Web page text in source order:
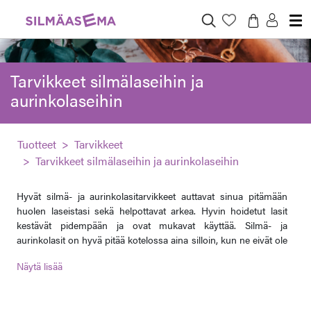
Tarvikkeet silmälaseihin ja
aurinkolaseihin
Tuotteet
Tarvikkeet
Tarvikkeet silmälaseihin ja aurinkolaseihin
Hyvät silmä- ja aurinkolasitarvikkeet auttavat sinua pitämään
huolen laseistasi sekä helpottavat arkea. Hyvin hoidetut lasit
kestävät pidempään ja ovat mukavat käyttää. Silmä- ja
aurinkolasit on hyvä pitää kotelossa aina silloin, kun ne eivät ole
tärkeä olla oikean kokoinen, jotta kehyksiin ei kohdistu